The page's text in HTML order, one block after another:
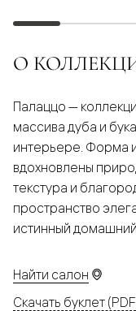
О
Палаццо —
массива дуба и
интерьере. Форма
вдохновлены
текстура и
пространство
истинный
Найти салон
Скачать буклет